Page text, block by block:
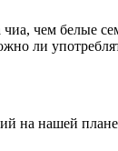
чиа, чем
ли
на нашей